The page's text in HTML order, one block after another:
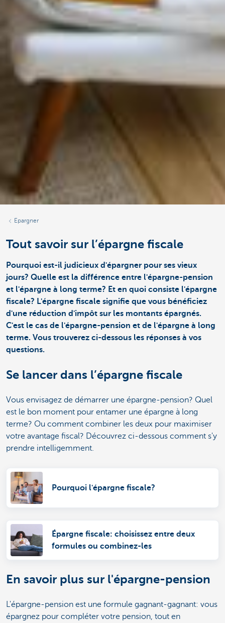
Epargner
Tout savoir sur l’épargne fiscale
Pourquoi est-il judicieux d'épargner pour ses vieux
jours? Quelle est la différence entre l'épargne-pension
et l'épargne à long terme? Et en quoi consiste l'épargne
fiscale? L'épargne fiscale signifie que vous bénéficiez
d'une réduction d'impôt sur les montants épargnés.
C'est le cas de l'épargne-pension et de l'épargne à long
terme. Vous trouverez ci-dessous les réponses à vos
questions.
Se lancer dans l’épargne fiscale
Vous envisagez de démarrer une épargne-pension? Quel
est le bon moment pour entamer une épargne à long
terme? Ou comment combiner les deux pour maximiser
votre avantage fiscal? Découvrez ci-dessous comment s'y
prendre intelligemment.
Pourquoi l'épargne fiscale?
Épargne fiscale: choisissez entre deux
formules ou combinez-les
En savoir plus sur l'épargne-pension
L'épargne-pension est une formule gagnant-gagnant: vous
épargnez pour compléter votre pension, tout en